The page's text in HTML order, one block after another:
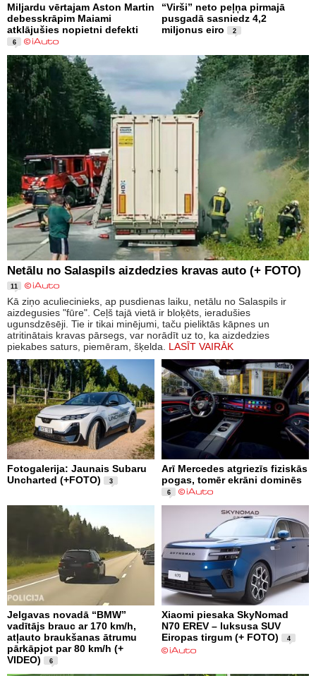
Miljardu vērtajam Aston Martin
debesskrāpim Maiami
atklājušies nopietni defekti
6
“Virši” neto peļņa pirmajā
pusgadā sasniedz 4,2
miljonus eiro
2
Netālu no Salaspils aizdedzies kravas auto (+ FOTO)
11
Kā ziņo aculiecinieks, ap pusdienas laiku, netālu no Salaspils ir
aizdegusies "fūre". Ceļš tajā vietā ir bloķēts, ieradušies
ugunsdzēsēji. Tie ir tikai minējumi, taču pieliktās kāpnes un
atritinātais kravas pārsegs, var norādīt uz to, ka aizdedzies
piekabes saturs, piemēram, šķelda. LASĪT VAIRĀK
Fotogalerija: Jaunais Subaru
Uncharted (+FOTO)
3
Arī Mercedes atgriezīs fiziskās
pogas, tomēr ekrāni dominēs
6
Jelgavas novadā “BMW”
vadītājs brauc ar 170 km/h,
atļauto braukšanas ātrumu
pārkāpjot par 80 km/h (+
VIDEO)
6
Xiaomi piesaka SkyNomad
N70 EREV – luksusa SUV
Eiropas tirgum (+ FOTO)
4